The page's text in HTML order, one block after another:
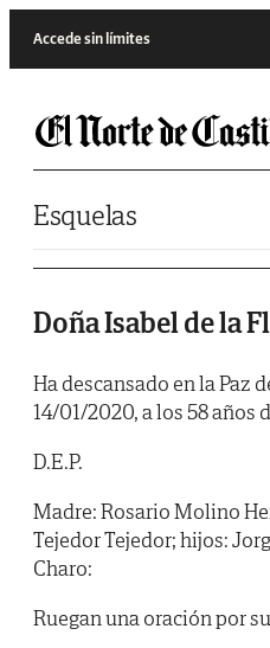
Accede sin límites
Esquelas
Doña Isabel de la
Ha descansado en la Paz
14/01/2020, a los 58 años
D.E.P.
Madre: Rosario Molino
Tejedor Tejedor; hijos:
Charo:
Ruegan una oración por